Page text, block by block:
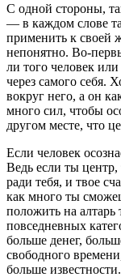
С одной стороны,
— в каждом слове
применить к своей
непонятно. Во-
ли того человек
через самого себя.
вокруг него, а он
много сил, чтобы
другом месте, что
Если человек
Ведь если ты центр,
ради тебя, и твое
как много ты
положить на
повседневных
больше денег,
свободного
больше известности.